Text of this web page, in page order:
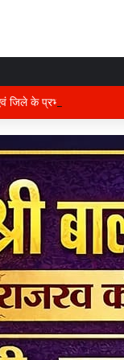
जिले के प्रभारी मंत्री अरुण